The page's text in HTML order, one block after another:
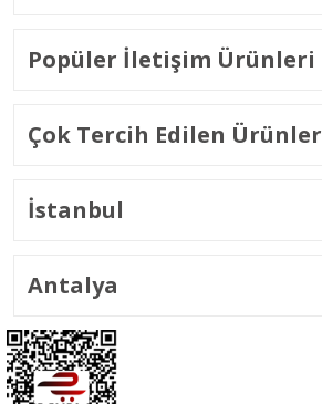
Popüler İletişim Ürünleri
Çok Tercih Edilen Ürünler
İstanbul
Antalya